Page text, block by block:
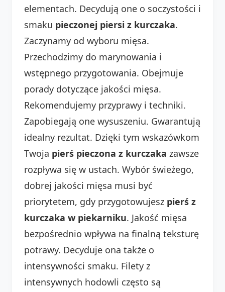
elementach. Decydują one o soczystości i
smaku pieczonej piersi z kurczaka.
Zaczynamy od wyboru mięsa.
Przechodzimy do marynowania i
wstępnego przygotowania. Obejmuje
porady dotyczące jakości mięsa.
Rekomendujemy przyprawy i techniki.
Zapobiegają one wysuszeniu. Gwarantują
idealny rezultat. Dzięki tym wskazówkom
Twoja pierś pieczona z kurczaka zawsze
rozpływa się w ustach. Wybór świeżego,
dobrej jakości mięsa musi być
priorytetem, gdy przygotowujesz pierś z
kurczaka w piekarniku. Jakość mięsa
bezpośrednio wpływa na finalną teksturę
potrawy. Decyduje ona także o
intensywności smaku. Filety z
intensywnych hodowli często są